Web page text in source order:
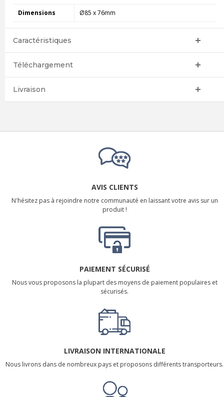
Dimensions Ø85 x 76mm
Caractéristiques
Téléchargement
Livraison
AVIS CLIENTS
N'hésitez pas à rejoindre notre communauté en laissant votre avis sur un
produit !
PAIEMENT SÉCURISÉ
Nous vous proposons la plupart des moyens de paiement populaires et
sécurisés.
LIVRAISON INTERNATIONALE
Nous livrons dans de nombreux pays et proposons différents transporteurs.